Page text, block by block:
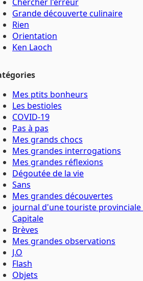
Grande découverte culinaire
Rien
Orientation
Ken Laoch
Mes ptits bonheurs
Les bestioles
COVID-19
Pas à pas
Mes grands chocs
Mes grandes interrogations
Mes grandes réflexions
Dégoutée de la vie
Sans
Mes grandes découvertes
journal d'une touriste provinciale
Capitale
Brèves
Mes grandes observations
J.O
Flash
Objets